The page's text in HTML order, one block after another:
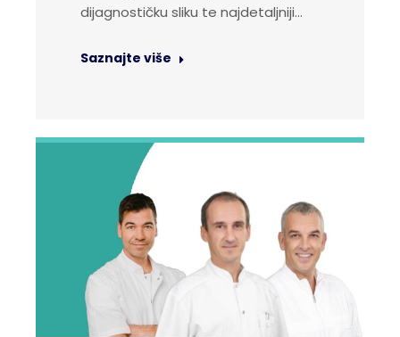
dijagnostičku sliku te najdetaljniji…
Saznajte više